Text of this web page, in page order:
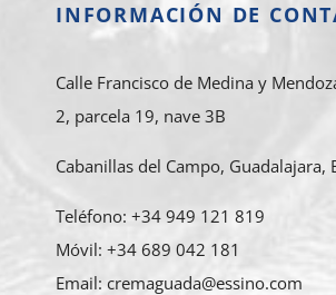
INFORMACIÓN DE
Calle Francisco de Medina y
2, parcela 19, nave 3B
Cabanillas del Campo, Guadalajara,
Teléfono: +34 949 121 819
Móvil: +34 689 042 181
Email: cremaguada@essino.com